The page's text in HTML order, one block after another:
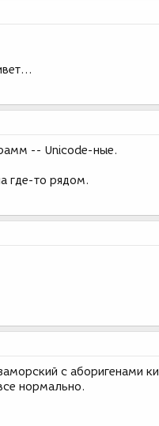
-- Unicode-ные.
где-то рядом.
с аборигенами
нормально.